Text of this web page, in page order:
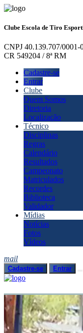
Clube Escola de Tiro
CNPJ 40.139.707/0001-
CR 549204 / 8ª RM
Cadastre-se
Entrar
Clube
Quem Somos
Diretoria
Localização
Técnico
Disciplinas
Regras
Calendário
Resultados
Campeonato
Matriculados
Recordes
Biblioteca
Validador
Mídias
Notícias
Fotos
Vídeos
mail
Cadastre-se Entrar